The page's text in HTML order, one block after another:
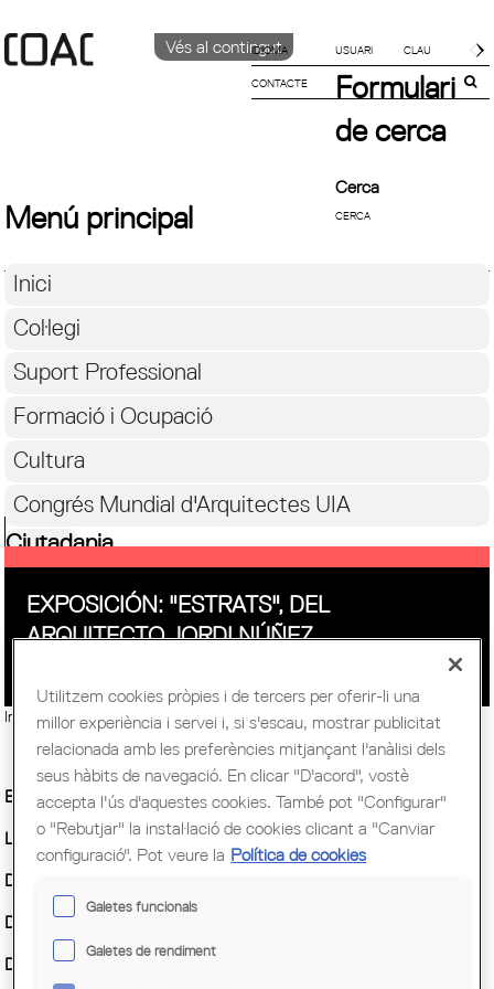
Vés al contingut
IDIOMA
CATALÀ
CONTACTE
Formulari
de cerca
Cerca
Menú principal
Inici
Col·legi
Suport Professional
Formació i Ocupació
Cultura
Congrés Mundial d'Arquitectes UIA
Ciutadania
EXPOSICIÓN: "ESTRATS", DEL
ARQUITECTO JORDI NÚÑEZ
Imatge:© Jordi Núñez (imatge retallada per a web)
Entitat Organitzadora :COAC
Lloc:Sala d'exposicions de la Delegació del Vallès
Demarcació :
Data inici :
Data fi :Divendres, 30 octubre, 2015
Utilitzem cookies pròpies i de tercers per oferir-li una
millor experiència i servei i, si s'escau, mostrar publicitat
relacionada amb les preferències mitjançant l'anàlisi dels
seus hàbits de navegació. En clicar "D'acord", vostè
accepta l'ús d'aquestes cookies. També pot "Configurar"
o "Rebutjar" la instal·lació de cookies clicant a "Canviar
configuració". Pot veure la Política de cookies
Galetes funcionals
Galetes de rendiment